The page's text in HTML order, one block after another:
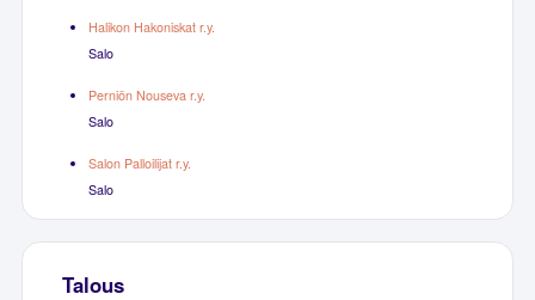
Halikon Hakoniskat r.y.
Salo
Perniön Nouseva r.y.
Salo
Salon Palloilijat r.y.
Salo
Talous